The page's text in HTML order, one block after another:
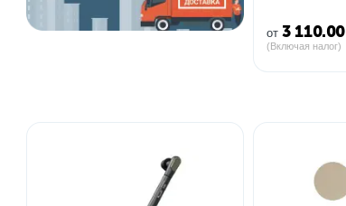
от 3 110.00
(Включая налог)